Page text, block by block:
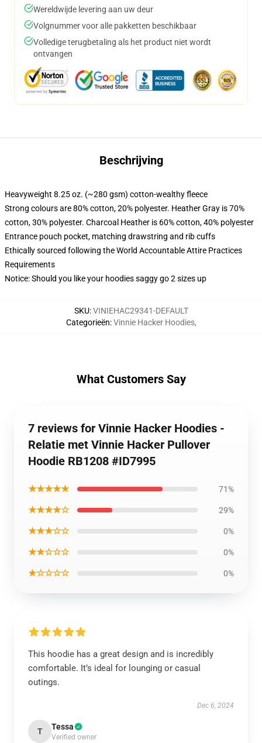
Wereldwijde levering aan uw deur
Volgnummer voor alle pakketten beschikbaar
Volledige terugbetaling als het product niet wordt
ontvangen
Beschrijving
Heavyweight 8.25 oz. (~280 gsm) cotton-wealthy fleece
Strong colours are 80% cotton, 20% polyester. Heather Gray is 70%
cotton, 30% polyester. Charcoal Heather is 60% cotton, 40% polyester
Entrance pouch pocket, matching drawstring and rib cuffs
Ethically sourced following the World Accountable Attire Practices
Requirements
Notice: Should you like your hoodies saggy go 2 sizes up
SKU:VINIEHAC29341-DEFAULT
Categorieën:Vinnie Hacker Hoodies,
What Customers Say
7 reviews for Vinnie Hacker Hoodies -
Relatie met Vinnie Hacker Pullover
Hoodie RB1208 #ID7995
★★★★★ 71%
★★★★☆ 29%
★★★☆☆ 0%
★★☆☆☆ 0%
★☆☆☆☆ 0%
This hoodie has a great design and is incredibly
comfortable. It’s ideal for lounging or casual
outings.
Dec 6, 2024
T Tessa
Verified owner